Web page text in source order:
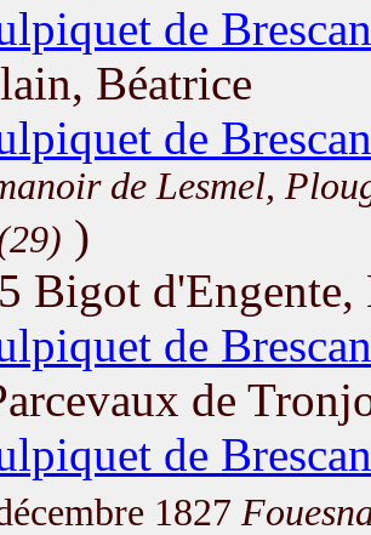
de
Béatrice
de
de Lesmel,
)
Bigot d'Engente,
de
de
de
1827